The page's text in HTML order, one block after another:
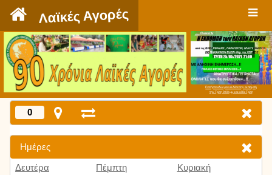
Λαϊκές Αγορές
Πατήστε εδώ για να δείτε την εκπομπή
την Τρίτη 9:00 μμ και κάθε Τρίτη
0
Ημέρες
Δευτέρα
Πέμπτη
Κυριακή